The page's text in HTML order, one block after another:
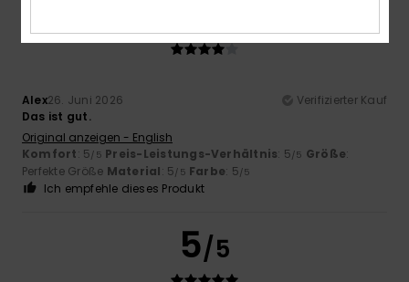
Alex26. Juni 2026
Verifizierter Kauf
Das ist gut.
Original anzeigen - English
Komfort: 5/5 Preis-Leistungs-Verhältnis: 5/5 Größe:
Perfekte Größe Material: 5/5 Farbe: 5/5
Ich empfehle dieses Produkt
5/5